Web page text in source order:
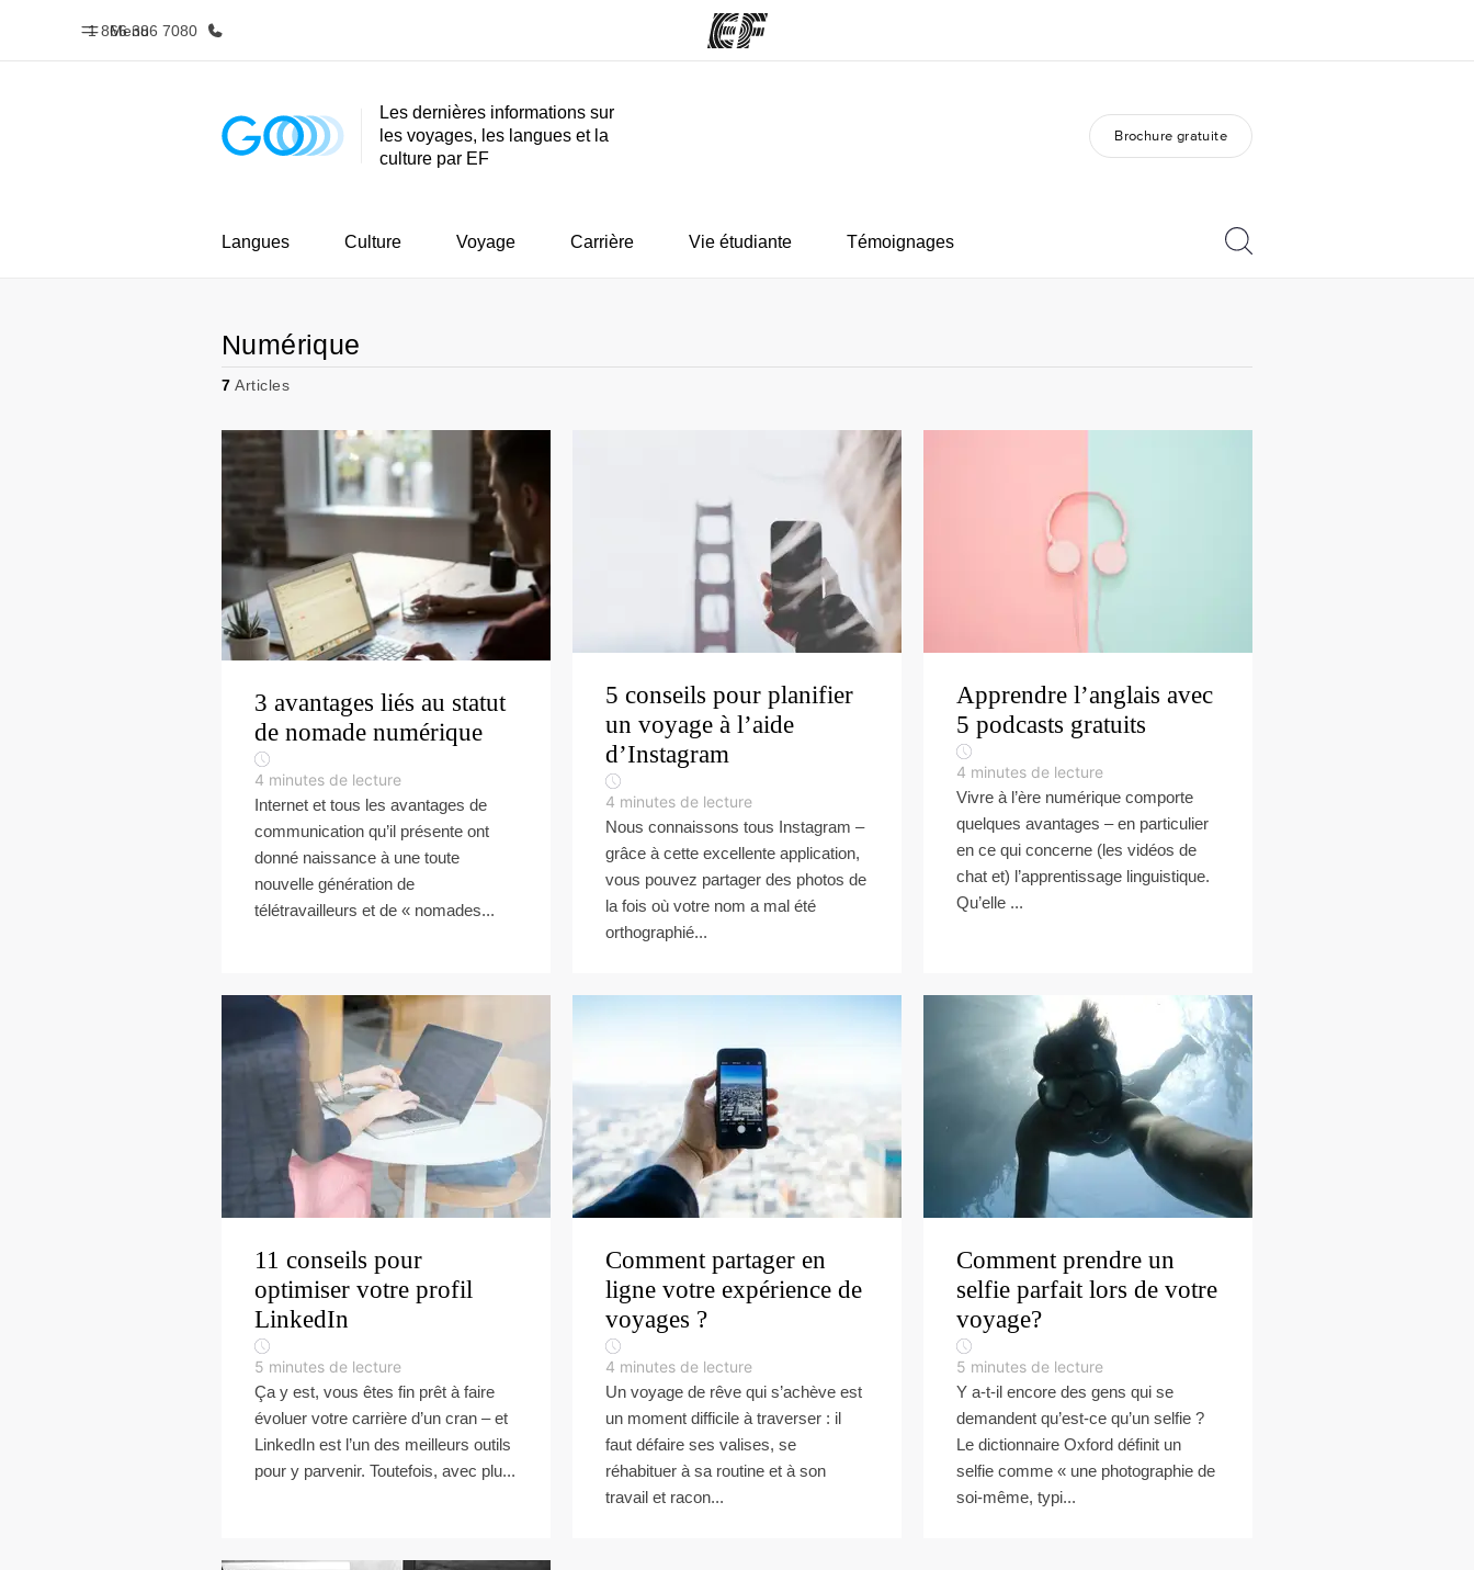
Menu
1 866 386 7080
Accueil Programmes
Nos offres
EF recrute
Les dernières informations sur
les voyages, les langues et la
culture par EF
Brochure gratuite
Langues Culture Voyage Carrière Vie étudiante Témoignages
Numérique
7 Articles
3 avantages liés au statut
de nomade numérique
4 minutes de lecture
Internet et tous les avantages de
communication qu’il présente ont
donné naissance à une toute
nouvelle génération de
télétravailleurs et de « nomades...
5 conseils pour planifier
un voyage à l’aide
d’Instagram
4 minutes de lecture
Nous connaissons tous Instagram –
grâce à cette excellente application,
vous pouvez partager des photos de
la fois où votre nom a mal été
orthographié...
Apprendre l’anglais avec
5 podcasts gratuits
4 minutes de lecture
Vivre à l’ère numérique comporte
quelques avantages – en particulier
en ce qui concerne (les vidéos de
chat et) l’apprentissage linguistique.
Qu’elle ...
11 conseils pour
optimiser votre profil
LinkedIn
5 minutes de lecture
Ça y est, vous êtes fin prêt à faire
évoluer votre carrière d’un cran – et
LinkedIn est l’un des meilleurs outils
pour y parvenir. Toutefois, avec plu...
Comment partager en
ligne votre expérience de
voyages ?
4 minutes de lecture
Un voyage de rêve qui s’achève est
un moment difficile à traverser : il
faut défaire ses valises, se
réhabituer à sa routine et à son
travail et racon...
Comment prendre un
selfie parfait lors de votre
voyage?
5 minutes de lecture
Y a-t-il encore des gens qui se
demandent qu’est-ce qu’un selfie ?
Le dictionnaire Oxford définit un
selfie comme « une photographie de
soi-même, typi...